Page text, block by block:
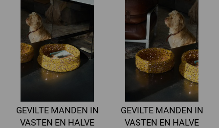
GEVILTE MANDEN IN
VASTEN EN HALVE
GEVILTE MANDEN IN
VASTEN EN HALVE